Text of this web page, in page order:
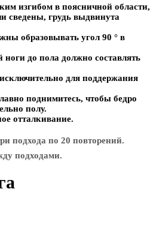
изгибом в поясничной области,
сведены, грудь выдвинута
образовывать угол 90 ° в
ноги до пола должно составлять
для поддержания
поднимитесь, чтобы бедро
полу.
отталкивание.
подхода по 20 повторений.
подходами.